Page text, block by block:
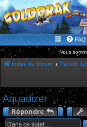
le site de la Lune Rouge
FAQ
Nous
Index du forum Forum
Aquadizer
Répondre